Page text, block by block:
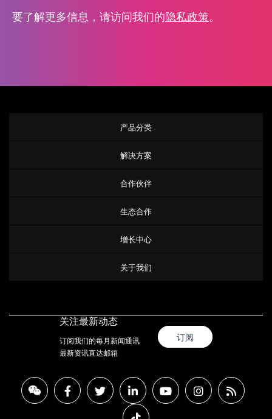
要了解更多信息，请访问我们的隐私政策。
产品分类
解决方案
合作伙伴
生态合作
增长中心
关于我们
关注最新动态
订阅我们的每月新闻通讯
最新资讯直达邮箱
订阅